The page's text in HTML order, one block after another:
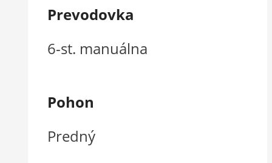
Prevodovka
6-st. manuálna
Pohon
Predný